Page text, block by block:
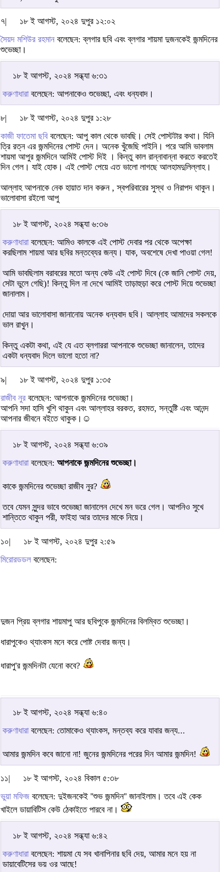
৭|
১৮ ই আগস্ট, ২০২৪ দুপুর ১২:০২
সৈয়দ মশিউর রহমান বলেছেন: ব্লগার ছবি এবং ব্লগার শায়মা দুজনকেই জন্মদিনের
শুভেচ্ছা।
১৮ ই আগস্ট, ২০২৪ সন্ধ্যা ৬:৩১
করুণাধারাবলেছেন: আপনাকেও শুভেচ্ছা, এবং ধন্যবাদ।
৮|
১৮ ই আগস্ট, ২০২৪ দুপুর ১:২৮
কাজী ফাতেমা ছবি বলেছেন: আপু কাল থেকে ভাবছি। সেই পোস্টটার কথা। ‍যিনি
ত্রি রত্ন এর জন্মদিনের পোস্ট দেন। অনেক খুঁজেছি পাইনি। পরে আমি ভাবলাম
শায়মা আপুর জন্মদিনে আমিই পোস্ট দিই । কিন্তু কাল রান্নাবান্না করতে করতেই
দিন গেল। যাই হোক। এই পোস্ট পেয়ে এত ভালো লাগছে আলহামদুলিল্লাহ।
আল্লাহ আপনাকে নেক হায়াত দান করুন , স্বপরিবারের সুস্থ ও নিরাপদ থাকুন।
ভালোবাসা রইলো আপু
১৮ ই আগস্ট, ২০২৪ সন্ধ্যা ৬:৩৬
করুণাধারাবলেছেন: আমিও কালকে এই পোস্ট দেবার পর থেকে অপেক্ষা
করছিলাম শায়মা আর ছবির মন্তব্যের জন্য। যাক, অবশেষে দেখা পাওয়া গেল!
আমি ভাবছিলাম বরাবরের মতো অন্য কেউ এই পোস্ট দিবে (কে জানি পোস্ট দেয়,
সেটা ভুলে গেছি)! কিন্তু দিল না দেখে আমিই তাড়াহুড়া করে পোস্ট দিয়ে শুভেচ্ছা
জানালাম।
দোয়া আর ভালোবাসা জানানোয় অনেক ধন্যবাদ ছবি। আল্লাহ আমাদের সকলকে
ভাল রাখুন।
কিন্তু একটা কথা, এই যে এত ব্লগাররা আপনাকে শুভেচ্ছা জানালেন, তাদের
একটা ধন্যবাদ দিলে ভালো হতো না?
৯|
১৮ ই আগস্ট, ২০২৪ দুপুর ১:৩৫
রাজীব নুর বলেছেন: আপনাকে জন্মদিনের শুভেচ্ছা।
আপনি সদা হাসি খুশি থাকুন এবং আল্লাহর বরকত, রহমত, সন্তুষ্টি এবং আনন্দ
আপনার জীবনে বইতে থাকুক।☺️
১৮ ই আগস্ট, ২০২৪ সন্ধ্যা ৬:৩৯
করুণাধারাবলেছেন: আপনাকে জন্মদিনের শুভেচ্ছা।
কাকে জন্মদিনের শুভেচ্ছা রাজীব নুর?
তবে যেমন সুন্দর ভাবে শুভেচ্ছা জানালেন দেখে মন ভরে গেল। আপনিও সুখে
শান্তিতে থাকুন পরী, ফাইহা আর তাদের মাকে নিয়ে।
১০|
১৮ ই আগস্ট, ২০২৪ দুপুর ২:৫৯
মিরোরডডল বলেছেন:
দুজন প্রিয় ব্লগার শায়মাপু আর ছবিপুকে জন্মদিনের বিলম্বিত শুভেচ্ছা।
ধারাপুকেও থ্যাংকস মনে করে পোষ্ট দেবার জন্য।
ধারাপু'র জন্মদিনটা যেনো কবে?
১৮ ই আগস্ট, ২০২৪ সন্ধ্যা ৬:৪০
করুণাধারাবলেছেন: তোমাকেও থ্যাংকস, মন্তব্য করে যাবার জন্য...
আমার জন্মদিন কবে জানো না! জুনের জন্মদিনের পরের দিন আমার জন্মদিন!
১১|
১৮ ই আগস্ট, ২০২৪ বিকাল ৫:৩৮
ভুয়া মফিজ বলেছেন: দুইজনকেই ''শুভ জন্মদিন'' জানাইলাম। তবে এই কেক
খাইলে ডায়াবিটিস কেউ ঠেকাইতে পারবে না।
১৮ ই আগস্ট, ২০২৪ সন্ধ্যা ৬:৪২
করুণাধারাবলেছেন: শায়মা যে সব খানাপিনার ছবি দেয়, আমার মনে হয় না
ডায়াবেটিসের ভয় ওর আছে!